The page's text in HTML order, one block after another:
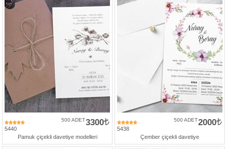
5440
3300
500 ADET
Pamuk çiçekli davetiye modelleri
5438
2000
500 ADET
Çember çiçekli davetiye